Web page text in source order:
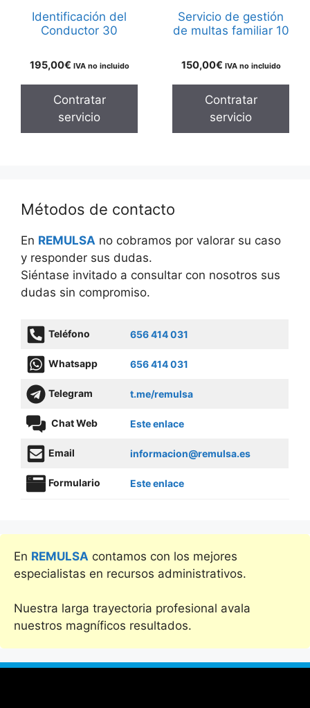
Identificación del
Conductor 30
195,00€ IVA no incluido
Contratar
servicio
Servicio de gestión
de multas familiar 10
150,00€ IVA no incluido
Contratar
servicio
Métodos de contacto
En REMULSA no cobramos por valorar su caso
y responder sus dudas.
Siéntase invitado a consultar con nosotros sus
dudas sin compromiso.
Teléfono 656 414 031
Whatsapp 656 414 031
Telegram t.me/remulsa
Chat Web Este enlace
Email informacion@remulsa.es
Formulario Este enlace
En REMULSA contamos con los mejores
especialistas en recursos administrativos.
Nuestra larga trayectoria profesional avala
nuestros magníficos resultados.